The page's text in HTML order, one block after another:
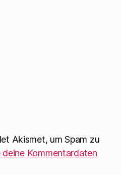
Akismet, um Spam zu
deine Kommentardaten